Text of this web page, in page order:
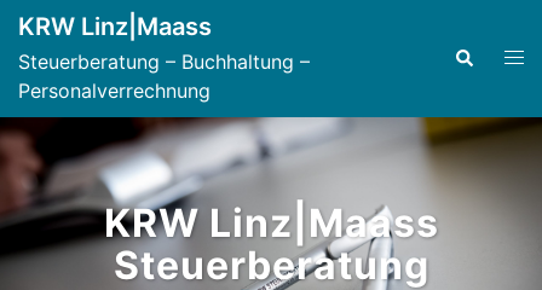
Inhalt
springen
KRW Linz|Maass
Steuerberatung – Buchhaltung –
Personalverrechnung
Suche
Menü
KRW Linz|Maass
Steuerberatung